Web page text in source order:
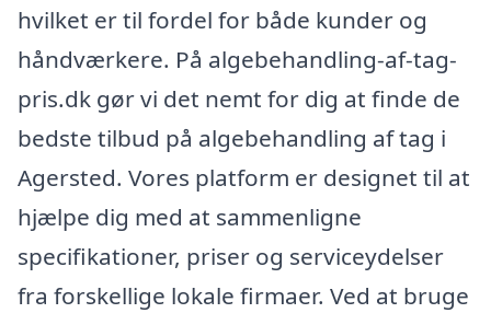
hvilket er til fordel for både kunder og
håndværkere. På algebehandling-af-tag-
pris.dk gør vi det nemt for dig at finde de
bedste tilbud på algebehandling af tag i
Agersted. Vores platform er designet til at
hjælpe dig med at sammenligne
specifikationer, priser og serviceydelser
fra forskellige lokale firmaer. Ved at bruge